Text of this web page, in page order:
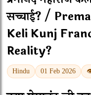
सच्चाई? /
Keli Kunj
Reality?
Hindu 01 Feb 2026